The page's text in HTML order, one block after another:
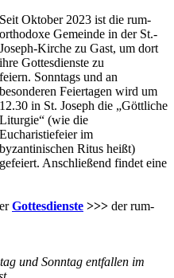
Seit Oktober 2023 ist die rum-
orthodoxe Gemeinde in der St.-
Joseph-Kirche zu Gast, um dort
ihre Gottesdienste zu
feiern. Sonntags und an
besonderen Feiertagen wird um
12.30 in St. Joseph die „Göttliche
Liturgie“ (wie die
Eucharistiefeier im
byzantinischen Ritus heißt)
gefeiert. Anschließend findet eine
Gottesdienste >>> der rum-
und Sonntag entfallen im